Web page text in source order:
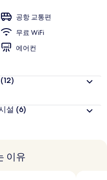
공항 교통편
무료 WiFi
에어컨
(12)
설 (6)
이유